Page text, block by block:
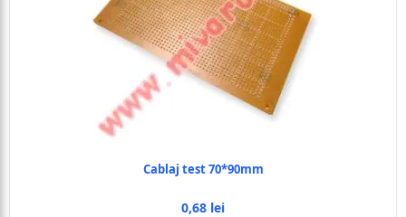
Cablaj test 70*90mm
0,68 lei